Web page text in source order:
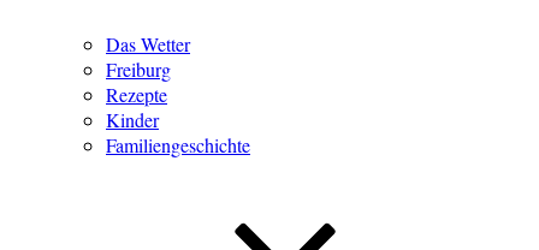
Das Wetter
Freiburg
Rezepte
Kinder
Familiengeschichte